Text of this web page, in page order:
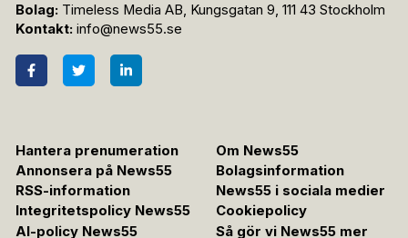
Bolag: Timeless Media AB, Kungsgatan 9, 111 43 Stockholm
Kontakt: info@news55.se
Hantera prenumeration
Om News55
Annonsera på News55
Bolagsinformation
RSS-information
News55 i sociala medier
Integritetspolicy News55
Cookiepolicy
AI-policy News55
Så gör vi News55 mer